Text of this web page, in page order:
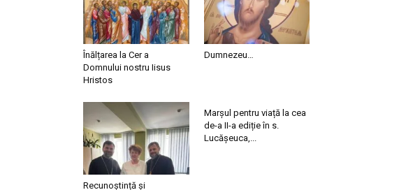
Înălțarea la Cer a
Domnului nostru Iisus
Hristos
Dumnezeu…
Recunoștință și
Marșul pentru viață la cea
de-a II-a ediție în s.
Lucășeuca,...